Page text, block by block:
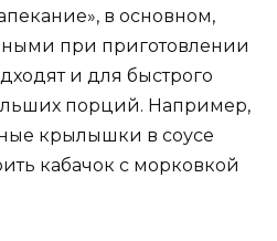
в основном,
при приготовлении
и для быстрого
порций. Например,
крылышки в соусе
кабачок с морковкой